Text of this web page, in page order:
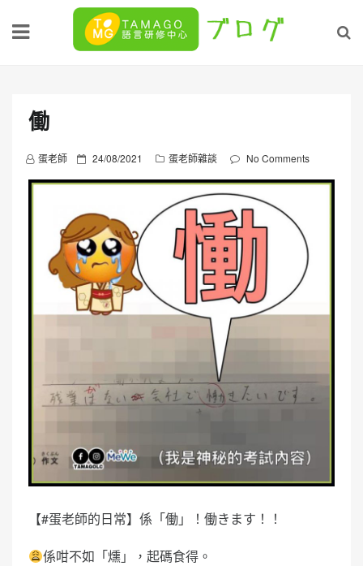
働
蛋老師
P
o
t
e
d
o
n
24/08/2021 蛋老師雜談 No Comments
【#蛋老師的日常】係「働」！働きます！！
係咁不如「燻」，起碼食得。